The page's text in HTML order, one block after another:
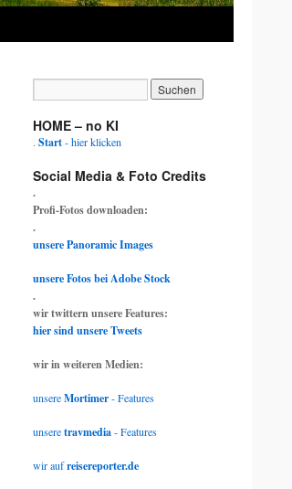
HOME – no KI
. Start- hier klicken
Social Media & Foto Credits
.
Profi-Fotos downloaden:
.
unsere Panoramic Images
unsere Fotos bei Adobe Stock
.
wir twittern unsere Features:
hier sind unsere Tweets
wir in weiteren Medien:
unsereMortimer- Features
unseretravmedia- Features
wir aufreisereporter.de